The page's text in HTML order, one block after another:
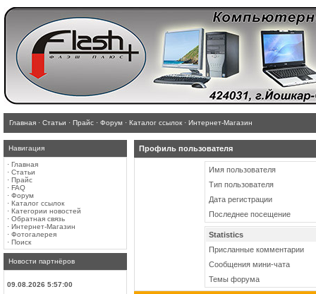
Главная · Статьи · Прайс · Форум · Каталог ссылок · Интернет-Магазин
Навигация
· Главная
· Статьи
· Прайс
· FAQ
· Форум
· Каталог ссылок
· Категории новостей
· Обратная связь
· Интернет-Магазин
· Фотогалерея
· Поиск
Новости партнёров
09.08.2026 5:57:00
Профиль пользователя
Имя пользователя
Тип пользователя
Дата регистрации
Последнее посещение
Statistics
Присланные комментарии
Сообщения мини-чата
Темы форума